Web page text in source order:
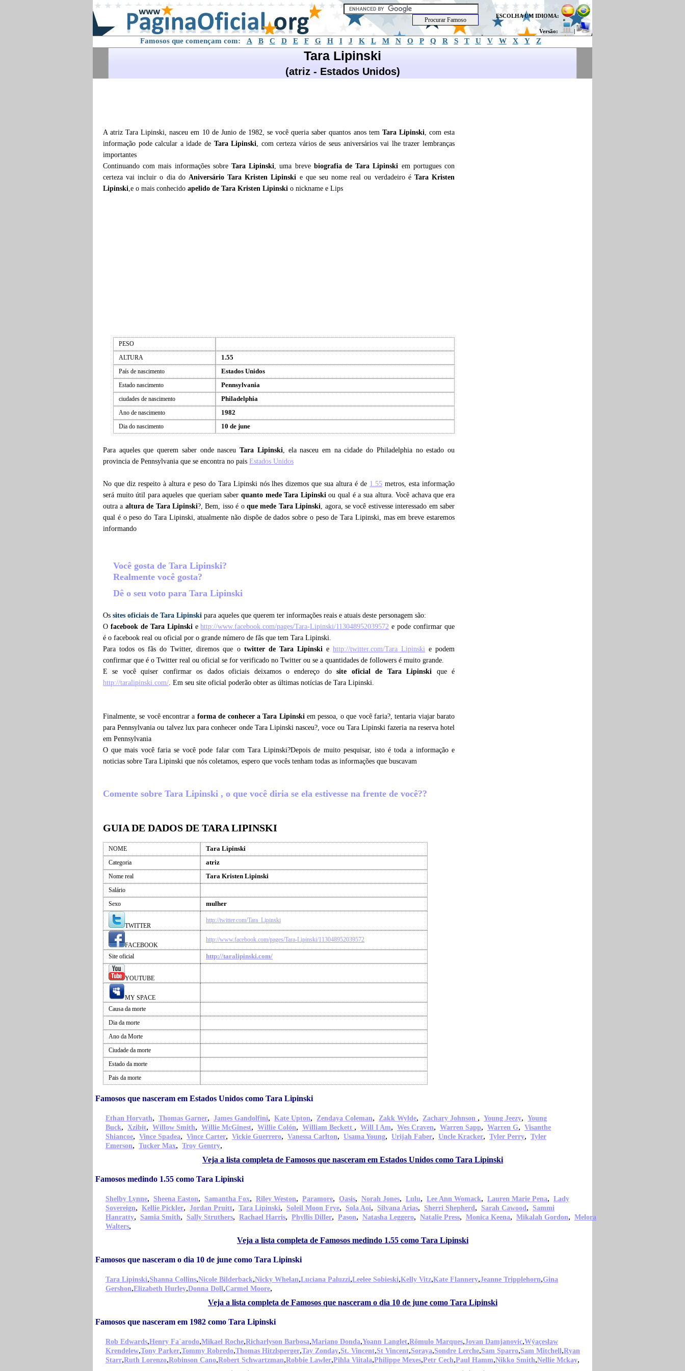
ESCOLHA UM IDIOMA:
Versão: |
Famosos que començam com: A B C D E F G H I J K L M N O P Q R S T U V W X Y Z
Tara Lipinski
(atriz - Estados Unidos)
A atriz Tara Lipinski, nasceu em 10 de Junio de 1982, se você queria saber quantos anos tem Tara Lipinski, com esta
informação pode calcular a idade de Tara Lipinski, com certeza vários de seus aniversários vai lhe trazer lembranças
importantes
Continuando com mais informações sobre Tara Lipinski, uma breve biografia deTara Lipinski em portugues con
certeza vai incluir o dia do Aniversário Tara Kristen Lipinski e que seu nome real ou verdadeiro é Tara Kristen
Lipinski,e o mais conhecido apelido de Tara Kristen Lipinski o nickname e Lips
PESO
ALTURA
1.55
País de nascimento Estados Unidos
Estado nascimento Pennsylvania
ciudades de nascimento Philadelphia
Ano de nascimento 1982
Dia do nascimento 10 de june
Para aqueles que querem saber onde nasceuTara Lipinski, ela nasceu em na cidade do Philadelphia no estado ou
provincia de Pennsylvania que se encontra no pais Estados Unidos
No que diz respeito à altura e peso do Tara Lipinski nós lhes dizemos que sua altura é de 1.55 metros, esta informação
será muito útil para aqueles que queriam saber quanto mede Tara Lipinskiou qual é a sua altura. Você achava que era
outra a altura de Tara Lipinski?, Bem, isso é oque mede Tara Lipinski, agora, se você estivesse interessado em saber
qual é o peso do Tara Lipinski, atualmente não dispõe de dados sobre o peso de Tara Lipinski, mas em breve estaremos
informando
Você gosta de Tara Lipinski?
Realmente você gosta?
Dê o seu voto para Tara Lipinski
Os sites oficiais de Tara Lipinski para aqueles que querem ter informações reais e atuais deste personagem são:
O facebook de Tara Lipinskiehttp://www.facebook.com/pages/Tara-Lipinski/113048952039572 e pode confirmar que
é o facebook real ou oficial por o grande número de fãs que tem Tara Lipinski.
Para todos os fãs do Twitter, diremos que o twitter de Tara Lipinskie http://twitter.com/Tara_Lipinskie podem
confirmar que é o Twitter real ou oficial se for verificado no Twitter ou se a quantidades de followers é muito grande.
E se você quiser confirmar os dados oficiais deixamos o endereço dosite oficial de Tara Lipinski que é
http://taralipinski.com/. Em seu site oficial poderão obter as últimas notícias de Tara Lipinski.
Finalmente, se você encontrar a forma de conhecer a Tara Lipinskiem pessoa, o que você faria?, tentaria viajar barato
para Pennsylvania ou talvez lux para conhecer onde Tara Lipinski nasceu?, voce ou Tara Lipinski fazeria na reserva hotel
em Pennsylvania
O que mais você faria se você pode falar com Tara Lipinski?Depois de muito pesquisar, isto é toda a informação e
noticias sobre Tara Lipinski que nós coletamos, espero que vocês tenham todas as informações que buscavam
Comente sobre Tara Lipinski , o que você diria se ela estivesse na frente de você??
GUIA DE DADOS DE TARA LIPINSKI
NOME Tara Lipinski
Categoria atriz
Nome real Tara Kristen Lipinski
Salário
Sexo
mulher
TWITTER
http://twitter.com/Tara_Lipinski
FACEBOOK
http://www.facebook.com/pages/Tara-Lipinski/113048952039572
Site oficial http://taralipinski.com/
YOUTUBE
MY SPACE
Causa da morte
Dia da morte
Ano da Morte
Ciudade da morte
Estado da morte
Pais da morte
Famosos que nasceram em Estados Unidos como Tara Lipinski
Ethan Horvath, Thomas Garner, James Gandolfini, Kate Upton, Zendaya Coleman, Zakk Wylde, Zachary Johnson , Young Jeezy, Young
Buck, Xzibit, Willow Smith, Willie McGinest, Willie Colón, William Beckett , Will I Am, Wes Craven, Warren Sapp, Warren G, Visanthe
Shiancoe, Vince Spadea, Vince Carter, Vickie Guerrero, Vanessa Carlton, Usama Young, Urijah Faber, Uncle Kracker, Tyler Perry, Tyler
Emerson, Tucker Max, Troy Gentry,
Veja a lista completa de Famosos que nasceram em Estados Unidos como Tara Lipinski
Famosos medindo 1.55 como Tara Lipinski
Shelby Lynne, Sheena Easton, Samantha Fox, Riley Weston, Paramore, Oasis, Norah Jones, Lulu, Lee Ann Womack, Lauren Marie Pena, Lady
Sovereign, Kellie Pickler, Jordan Pruitt, Tara Lipinski, Soleil Moon Frye, Sola Aoi, Silvana Arias, Sherri Shepherd, Sarah Cawood, Sammi
Hanratty, Samia Smith, Sally Struthers, Rachael Harris, Phyllis Diller, Pason, Natasha Leggero, Natalie Press, Monica Keena, Mikalah Gordon, Melora
Walters,
Veja a lista completa de Famosos medindo 1.55 como Tara Lipinski
Famosos que nasceram o dia 10 de june como Tara Lipinski
Tara Lipinski,Shanna Collins,Nicole Bilderback,Nicky Whelan,Luciana Paluzzi,Leelee Sobieski,Kelly Vitz,Kate Flannery,Jeanne Tripplehorn,Gina
Gershon,Elizabeth Hurley,Donna Doll,Carmel Moore,
Veja a lista completa de Famosos que nasceram o dia 10 de june como Tara Lipinski
Famosos que nasceram em 1982 como Tara Lipinski
Rob Edwards,Henry Fa´arodo,Mikael Roche,Richarlyson Barbosa,Mariano Donda,Yoann Langlet,Rômulo Marques,Jovan Damjanovic,Wýaçeslaw
Krendelew,Tony Parker,Tommy Robredo,Thomas Hitzlsperger,Tay Zonday,St. Vincent,St Vincent,Soraya,Sondre Lerche,Sam Sparro,Sam Mitchell,Ryan
Starr,Ruth Lorenzo,Robinson Cano,Robert Schwartzman,Robbie Lawler,Pihla Viitala,Philippe Mexes,Petr Cech,Paul Hamm,Nikko Smith,Nellie Mckay,